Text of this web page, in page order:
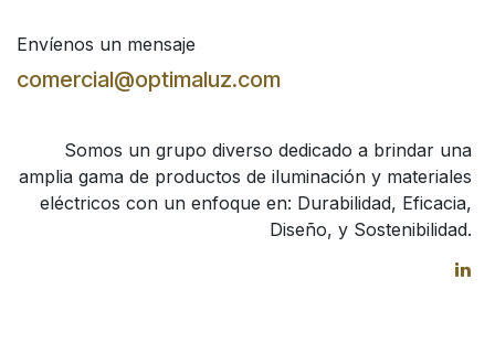
Envíenos un mensaje
comercial@optimaluz.com
Somos un grupo diverso dedicado a brindar una
amplia gama de productos de iluminación y materiales
eléctricos con un enfoque en: Durabilidad, Eficacia,
Diseño, y Sostenibilidad.